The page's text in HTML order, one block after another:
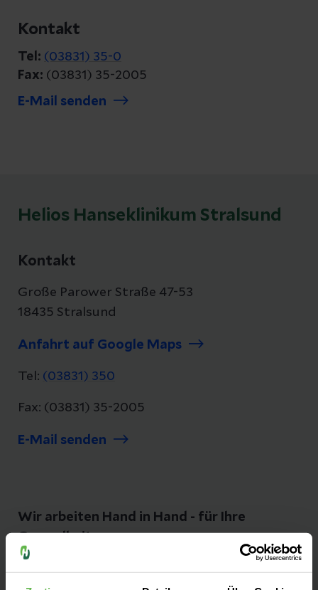
Kontakt
Tel: (03831) 35-0
Fax: (03831) 35-2005
E-Mail senden
Helios Hanseklinikum Stralsund
Kontakt
Große Parower Straße 47-53
18435 Stralsund
Anfahrt auf Google Maps
Tel: (03831) 350
Fax: (03831) 35-2005
E-Mail senden
Wir arbeiten Hand in Hand - für Ihre
Gesundheit
Umfassende Diagnose und Therapie sowie
modernste Medizintechnik gewährleisten